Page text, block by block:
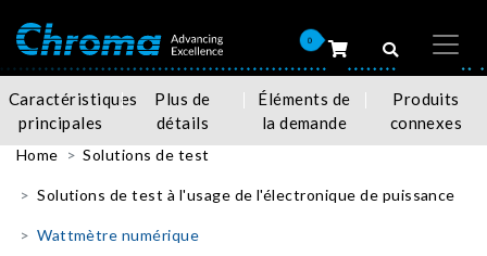
0
Caractéristiques
principales
Plus de
détails
Éléments de
la demande
Produits
connexes
Home Solutions de test
Solutions de test à l'usage de l'électronique de puissance
Wattmètre numérique